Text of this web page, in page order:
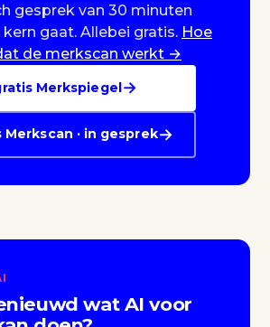
gesprek van 30 minuten
gaat. Allebei gratis. Hoe
de merkscan werkt →
Merkspiegel→
Merkscan · in gesprek→
wat AI voor